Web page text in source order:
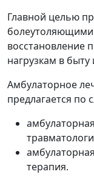
Главной целью
болеутоляющими
восстановление
нагрузкам в
Амбулаторное
предлагается
терапия.